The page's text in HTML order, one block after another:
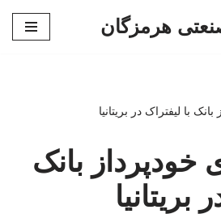
هرمزگان
با لیفتراک در بریتانیا
خودپرداز بانک
بریتانیا